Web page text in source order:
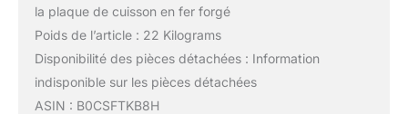
la plaque de cuisson en fer forgé
Poids de l’article : 22 Kilograms
Disponibilité des pièces détachées : Information
indisponible sur les pièces détachées
ASIN : B0CSFTKB8H